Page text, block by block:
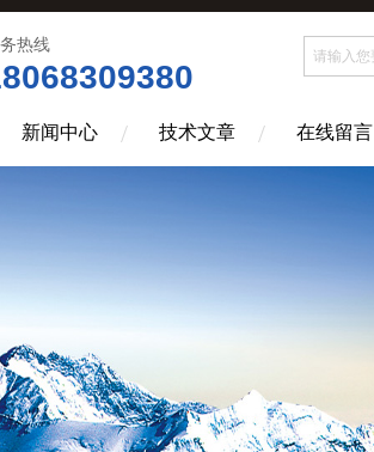
热线
新闻中心 技术文章 在线留言